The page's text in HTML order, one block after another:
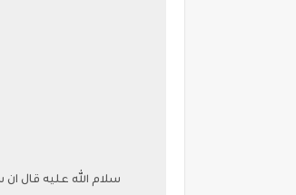
سلام الله عليه قال